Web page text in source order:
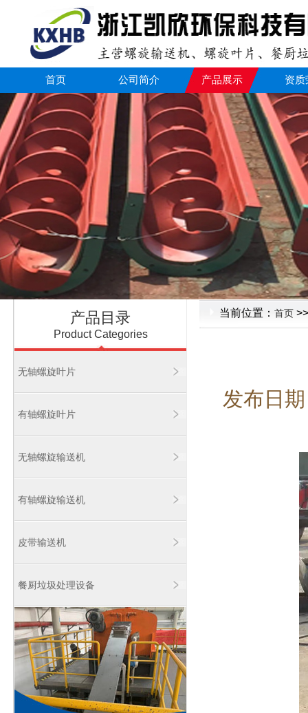
首页 公司简介 产品展示 资质
产品目录
Product Categories
无轴螺旋叶片
有轴螺旋叶片
无轴螺旋输送机
有轴螺旋输送机
皮带输送机
餐厨垃圾处理设备
当前位置： 首页
发布日